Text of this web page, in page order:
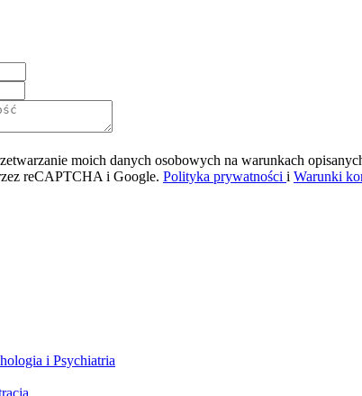
moich danych osobowych na warunkach
reCAPTCHA i Google. Polityka prywatności i Warunki
i Psychiatria